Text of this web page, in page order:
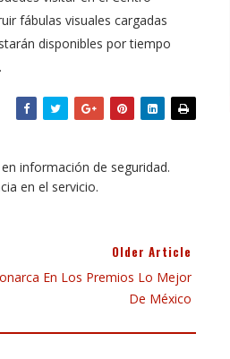
fábulas visuales cargadas
disponibles por tiempo
información de seguridad.
en el servicio.
Older Article
En Los Premios Lo Mejor
De México